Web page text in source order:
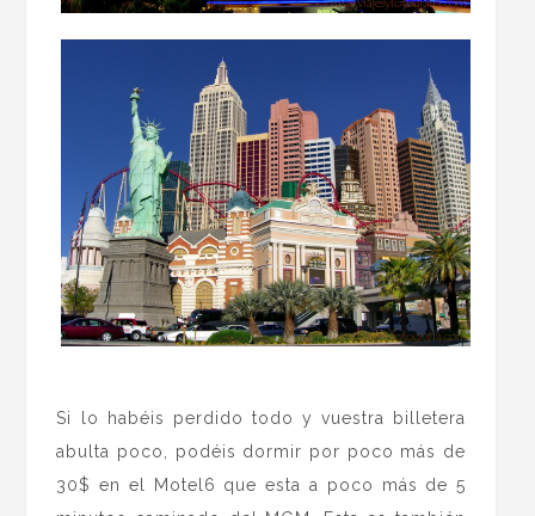
Si lo habéis perdido todo y vuestra billetera
abulta poco, podéis dormir por poco más de
30$ en el Motel6 que esta a poco más de 5